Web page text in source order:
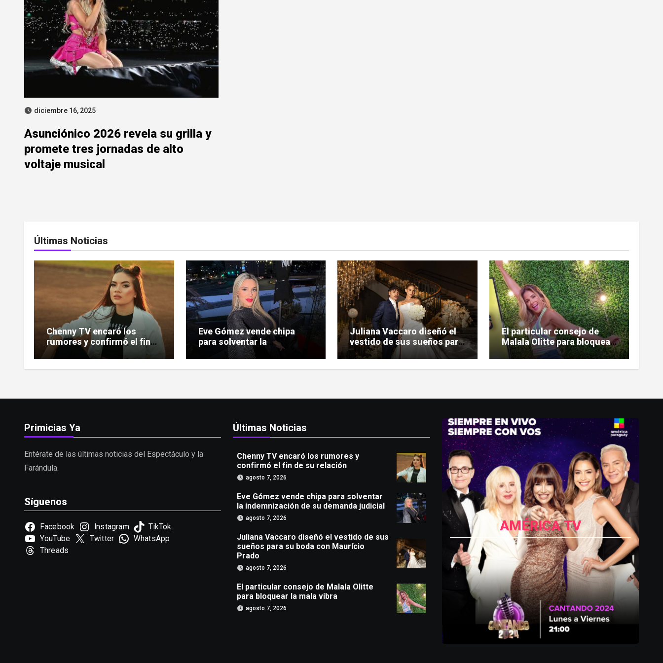
diciembre 16, 2025
Asunciónico 2026 revela su grilla y
promete tres jornadas de alto
voltaje musical
Últimas Noticias
Chenny TV encaró los
rumores y confirmó el fin
de su relación
Eve Gómez vende chipa
para solventar la
indemnización de su
demanda judicial
Juliana Vaccaro diseñó el
vestido de sus sueños para
su boda con Maurício
Prado
El particular consejo de
Malala Olitte para bloquear
la mala vibra
Primicias Ya
Entérate de las últimas noticias del Espectáculo y la
Farándula.
Síguenos
Facebook Instagram
TikTok
YouTube
Twitter
WhatsApp
Threads
Últimas Noticias
Chenny TV encaró los rumores y
confirmó el fin de su relación
agosto 7, 2026
Eve Gómez vende chipa para solventar
la indemnización de su demanda judicial
agosto 7, 2026
Juliana Vaccaro diseñó el vestido de sus
sueños para su boda con Maurício
Prado
agosto 7, 2026
El particular consejo de Malala Olitte
para bloquear la mala vibra
agosto 7, 2026
AMÉRICA TV